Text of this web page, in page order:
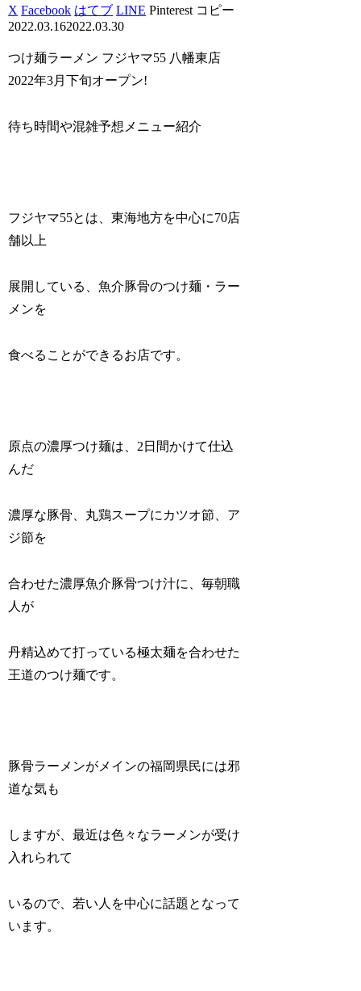
X Facebook はてブ LINE Pinterest コピー
2022.03.162022.03.30
つけ麺ラーメン フジヤマ55 八幡東店
2022年3月下旬オープン!
待ち時間や混雑予想メニュー紹介
フジヤマ55とは、東海地方を中心に70店
舗以上
展開している、魚介豚骨のつけ麺・ラー
メンを
食べることができるお店です。
原点の濃厚つけ麺は、2日間かけて仕込
んだ
濃厚な豚骨、丸鶏スープにカツオ節、ア
ジ節を
合わせた濃厚魚介豚骨つけ汁に、毎朝職
人が
丹精込めて打っている極太麺を合わせた
王道のつけ麺です。
豚骨ラーメンがメインの福岡県民には邪
道な気も
しますが、最近は色々なラーメンが受け
入れられて
いるので、若い人を中心に話題となって
います。